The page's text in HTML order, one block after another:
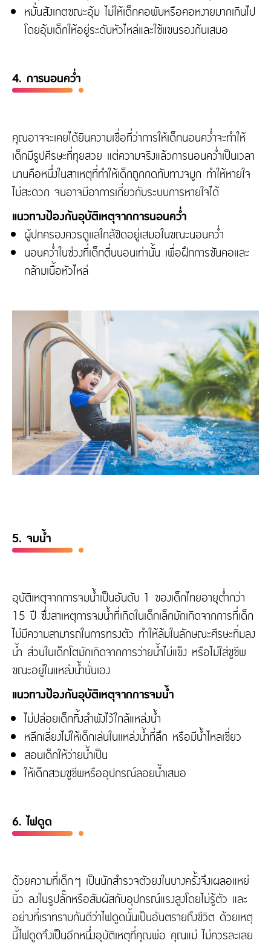
หมั่นสังเกตขณะอุ้ม ไม่ให้เด็กคอพับหรือคอหงายมากเกินไป
โดยอุ้มเด็กให้อยู่ระดับหัวไหล่และใช้แขนรองก้นเสมอ
4. การนอนคว่ำ
คุณอาจจะเคยได้ยินความเชื่อที่ว่าการให้เด็กนอนคว่ำจะทำให้
เด็กมีรูปศีรษะที่ทุยสวย แต่ความจริงแล้วการนอนคว่ำเป็นเวลา
นานคือหนึ่งในสาเหตุที่ทำให้เด็กถูกกดทับทางจมูก ทำให้หายใจ
ไม่สะดวก จนอาจมีอาการเกี่ยวกับระบบการหายใจได้
แนวทางป้องกันอุบัติเหตุจากการนอนคว่ำ
ผู้ปกครองควรดูแลใกล้ชิดอยู่เสมอในขณะนอนคว่ำ
นอนคว่ำในช่วงที่เด็กตื่นนอนเท่านั้น เพื่อฝึกการชันคอและ
กล้ามเนื้อหัวไหล่
5. จมน้ำ
อุบัติเหตุจากการจมน้ำเป็นอันดับ 1 ของเด็กไทยอายุต่ำกว่า
15 ปี ซึ่งสาเหตุการจมน้ำที่เกิดในเด็กเล็กมักเกิดจากการที่เด็ก
ไม่มีความสามารถในการทรงตัว ทำให้ล้มในลักษณะศีรษะทิ่มลง
น้ำ ส่วนในเด็กโตมักเกิดจากการว่ายน้ำไม่แข็ง หรือไม่ใส่ชูชีพ
ขณะอยู่ในแหล่งน้ำนั่นเอง
แนวทางป้องกันอุบัติเหตุจากการจมน้ำ
ไม่ปล่อยเด็กทิ้งลำพังไว้ใกล้แหล่งน้ำ
หลีกเลี่ยงไม่ให้เด็กเล่นในแหล่งน้ำที่ลึก หรือมีน้ำไหลเชี่ยว
สอนเด็กให้ว่ายน้ำเป็น
ให้เด็กสวมชูชีพหรืออุปกรณ์ลอยน้ำเสมอ
6. ไฟดูด
ด้วยความที่เด็กๆ เป็นนักสำรวจตัวยงในบางครั้งจึงเผลอแหย่
นิ้ว ลงในรูปลั๊กหรือสัมผัสกับอุปกรณ์แรงสูงโดยไม่รู้ตัว และ
อย่างที่เราทราบกันดีว่าไฟดูดนั้นเป็นอันตรายถึงชีวิต ด้วยเหตุ
นี้ไฟดูดจึงเป็นอีกหนึ่งอุบัติเหตุที่คุณพ่อ คุณแม่ ไม่ควรละเลย